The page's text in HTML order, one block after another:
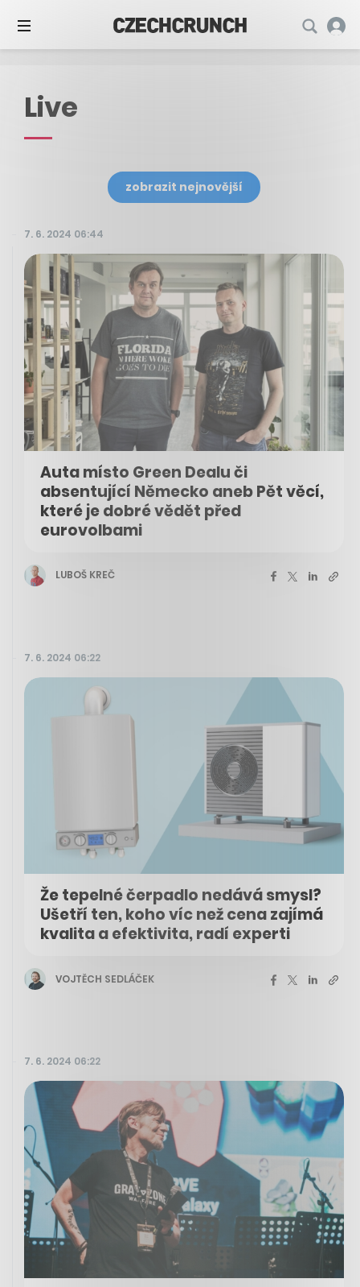
Live
zobrazit nejnovější
7. 6. 2024 06:44
Auta místo Green Dealu či
absentující Německo aneb Pět věcí,
které je dobré vědět před
eurovolbami
LUBOŠ KREČ
7. 6. 2024 06:22
Že tepelné čerpadlo nedává smysl?
Ušetří ten, koho víc než cena zajímá
kvalita a efektivita, radí experti
VOJTĚCH SEDLÁČEK
7. 6. 2024 06:22